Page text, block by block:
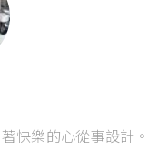
快樂的心從事設計。